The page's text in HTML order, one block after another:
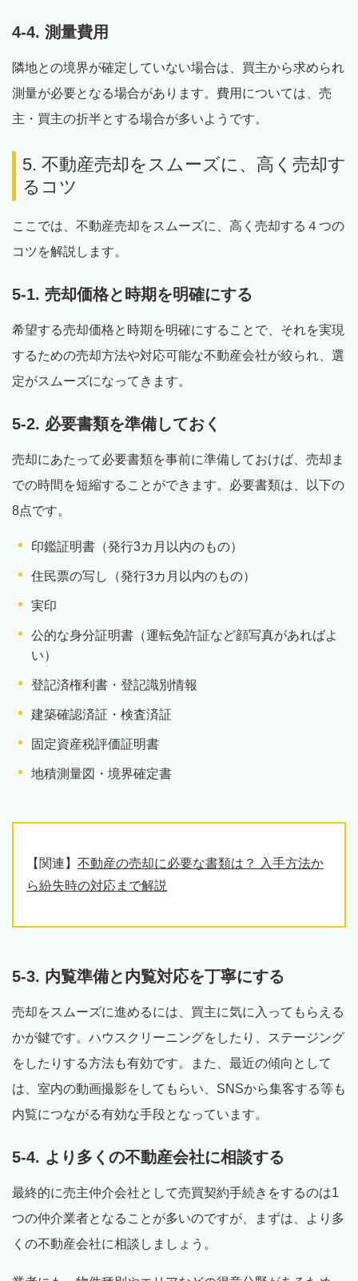
4-4. 測量費用
隣地との境界が確定していない場合は、買主から求められ
測量が必要となる場合があります。費用については、売
主・買主の折半とする場合が多いようです。
5. 不動産売却をスムーズに、高く売却す
るコツ
ここでは、不動産売却をスムーズに、高く売却する４つの
コツを解説します。
5-1. 売却価格と時期を明確にする
希望する売却価格と時期を明確にすることで、それを実現
するための売却方法や対応可能な不動産会社が絞られ、選
定がスムーズになってきます。
5-2. 必要書類を準備しておく
売却にあたって必要書類を事前に準備しておけば、売却ま
での時間を短縮することができます。必要書類は、以下の
8点です。
印鑑証明書（発行3カ月以内のもの）
住民票の写し（発行3カ月以内のもの）
実印
公的な身分証明書（運転免許証など顔写真があればよ
い）
登記済権利書・登記識別情報
建築確認済証・検査済証
固定資産税評価証明書
地積測量図・境界確定書
【関連】 不動産の売却に必要な書類は？ 入手方法か
ら紛失時の対応まで解説
5-3. 内覧準備と内覧対応を丁寧にする
売却をスムーズに進めるには、買主に気に入ってもらえる
かが鍵です。ハウスクリーニングをしたり、ステージング
をしたりする方法も有効です。また、最近の傾向として
は、室内の動画撮影をしてもらい、SNSから集客する等も
内覧につながる有効な手段となっています。
5-4. より多くの不動産会社に相談する
最終的に売主仲介会社として売買契約手続きをするのは1
つの仲介業者となることが多いのですが、まずは、より多
くの不動産会社に相談しましょう。